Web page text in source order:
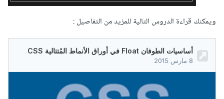
ويمكنك قراءة الدروس التالية للمزيد من التفاصيل